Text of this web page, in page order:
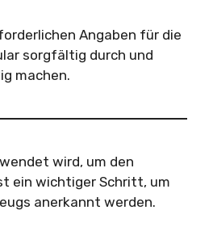
Angaben für die
sorgfältig durch und
machen.
wird, um den
ein wichtiger Schritt, um
anerkannt werden.